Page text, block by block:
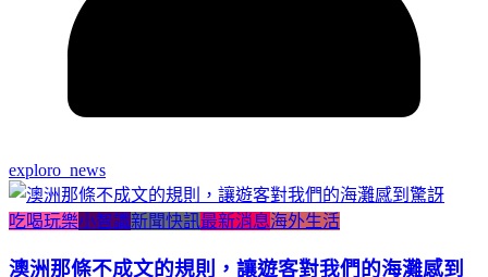
exploro_news
吃喝玩樂小智識新聞快訊最新消息海外生活
澳洲那條不成文的規則，讓遊客對我們的海灘感到